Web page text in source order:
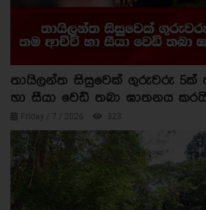
තායිලන්ත සිසුවෙක් ගුරුවරු 5ක්
හා සීයා වෙඩි තබා ඝාතනය
Friday / 7 / 2026 323